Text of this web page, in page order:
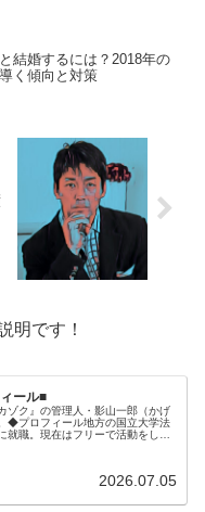
結婚するには？2018年の
く傾向と対策
明です！
ール■
ゾク』の管理人・影山一郎（かげ
◆プロフィール地方の国立大学法
就職。現在はフリーで活動をして
2026.07.05